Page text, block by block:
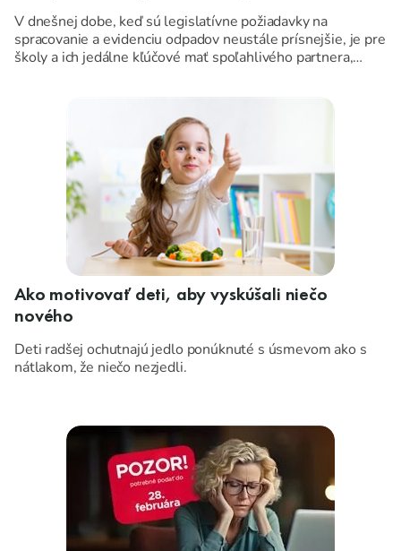
V dnešnej dobe, keď sú legislatívne požiadavky na
spracovanie a evidenciu odpadov neustále prísnejšie, je pre
školy a ich jedálne kľúčové mať spoľahlivého partnera,
Ako motivovať deti, aby vyskúšali niečo
nového
Deti radšej ochutnajú jedlo ponúknuté s úsmevom ako s
nátlakom, že niečo nezjedli.